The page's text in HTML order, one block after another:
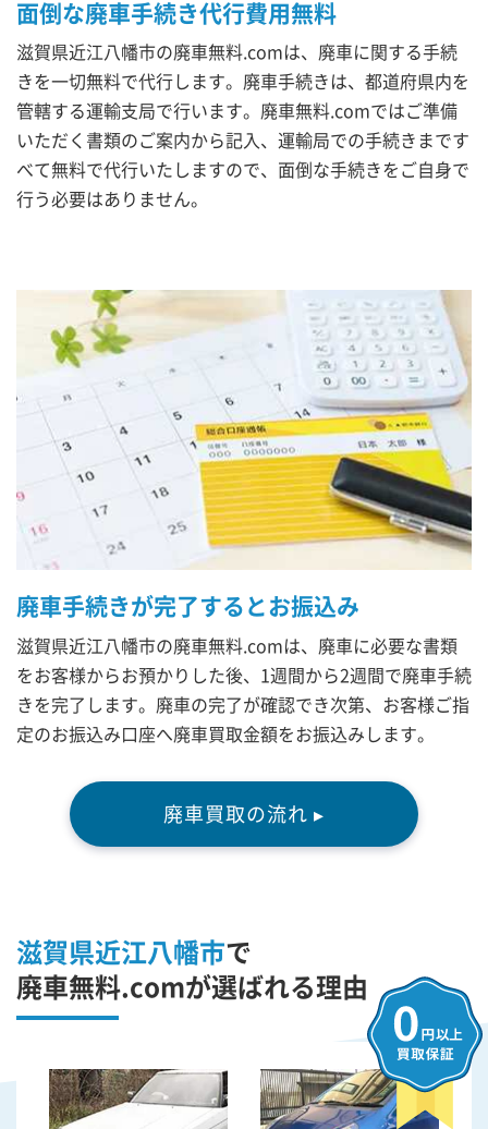
面倒な廃車手続き代行費用無料
滋賀県近江八幡市の廃車無料.comは、廃車に関する手続
きを一切無料で代行します。廃車手続きは、都道府県内を
管轄する運輸支局で行います。廃車無料.comではご準備
いただく書類のご案内から記入、運輸局での手続きまです
べて無料で代行いたしますので、面倒な手続きをご自身で
行う必要はありません。
廃車手続きが完了するとお振込み
滋賀県近江八幡市の廃車無料.comは、廃車に必要な書類
をお客様からお預かりした後、1週間から2週間で廃車手続
きを完了します。廃車の完了が確認でき次第、お客様ご指
定のお振込み口座へ廃車買取金額をお振込みします。
廃車買取の流れ ▸
滋賀県近江八幡市で
廃車無料.comが選ばれる理由